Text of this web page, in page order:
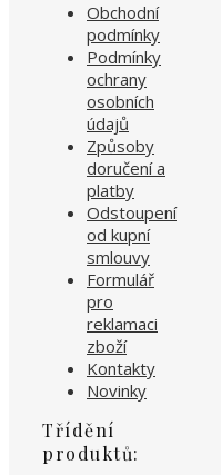
Obchodní
podmínky
Podmínky
ochrany
osobních
údajů
Způsoby
doručení a
platby
Odstoupení
od kupní
smlouvy
Formulář
pro
reklamaci
zboží
Kontakty
Novinky
Třídění
produktů: